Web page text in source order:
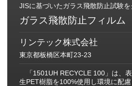
JISに基づいたガラス飛散防止試験を
ガラス飛散防止フィルム
リンテック株式会社
東京都板橋区本町23-23
「1501UH RECYCLE 100」は、
生PET樹脂を100%使用し環境に配